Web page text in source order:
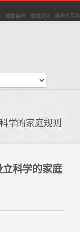
健康休闲 健康文化 康养大百科
学的家庭规则
科学的家庭